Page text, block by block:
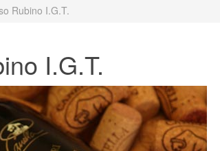
Rubino I.G.T.
I.G.T.